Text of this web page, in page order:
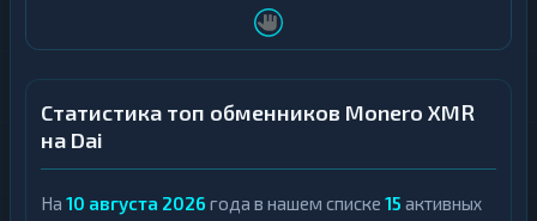
Статистика топ обменников Monero XMR
на Dai
На 10 августа 2026 года в нашем списке 15 активных